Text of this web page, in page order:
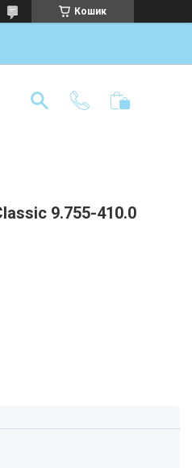
Кошик
9.755-410.0